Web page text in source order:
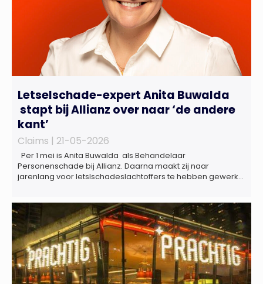
Letselschade-expert Anita Buwalda
stapt bij Allianz over naar ‘de andere
kant’
Claims | 21-05-2026
Per 1 mei is Anita Buwalda als Behandelaar
Personenschade bij Allianz. Daarna maakt zij naar
jarenlang voor letslschadeslachtoffers te hebben gewerkt
naam van Buwalda Letselschade, waarin zij onder meer
werkzaam was voor ZLM, Ard Korevaar Personenschade,
Overtoom […]